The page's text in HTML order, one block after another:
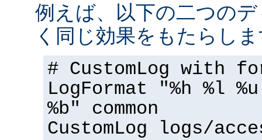
例えば、以下の二つの
く同じ効果をもたらし
# CustomLog with
LogFormat "%h %l
%b" common
CustomLog logs/